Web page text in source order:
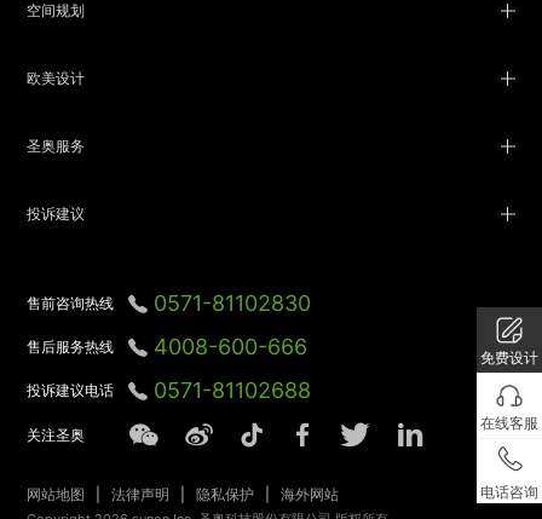
免费设计
在线客服
电话咨询
空间规划
欧美设计
圣奥服务
投诉建议
售前咨询热线 0571-81102830
售后服务热线 4008-600-666
投诉建议电话 0571-81102688
关注圣奥
网站地图 法律声明 隐私保护 海外网站